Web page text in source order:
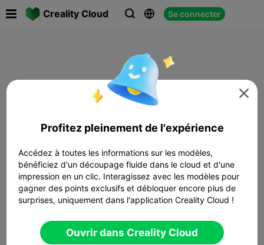
Creality Cloud   Se connecter

Profitez pleinement de l'expérience
Accédez à toutes les informations sur les modèles,
bénéficiez d'un découpage fluide dans le cloud et d'une
impression en un clic. Interagissez avec les modèles pour
gagner des points exclusifs et débloquer encore plus de
surprises, uniquement dans l'application Creality Cloud !
Ouvrir dans Creality Cloud